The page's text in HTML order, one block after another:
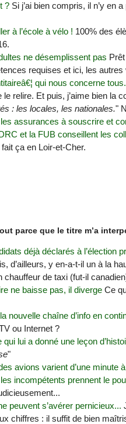
?Si j’ai bien compris, il n’y en
à l’école à vélo ! 100% des
ne désemplissent pas
requises et ici, les
qui nous concerne tous.
relire. Et puis, j’aime bien la
: les locales, les nationales."
assurances à souscrire et
et la FUB conseillent les
ça en Loir-et-Cher.
parce que le titre m’a
déjà déclarés à l’élection
d’ailleurs, y en-a-t-il un à la
de taxi (fut-il
ne baisse pas, il divergeCe
nouvelle chaîne d’info en
ou Internet ?
lui a donné une leçon
"
avions varient d’une minute à
incompétents prennent le
peuvent s’avérer pernicieux...
chiffres : il suffit de bien